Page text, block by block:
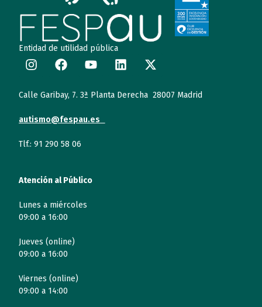
Entidad de utilidad pública
Calle Garibay, 7. 3ª Planta Derecha 28007 Madrid
autismo@fespau.es
Tlf.: 91 290 58 06
Atención al Público
Lunes a miércoles
09:00 a 16:00
Jueves (online)
09:00 a 16:00
Viernes (online)
09:00 a 14:00